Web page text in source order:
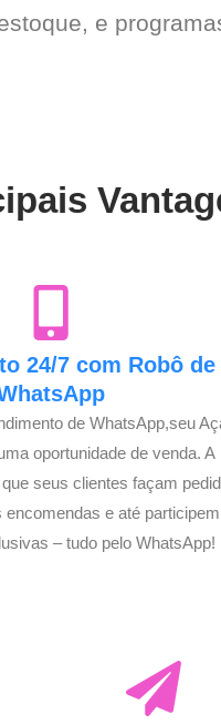
e
24/7 com Robô de
de WhatsApp,seu
oportunidade de venda. A
seus clientes façam
e até
– tudo pelo WhatsApp!